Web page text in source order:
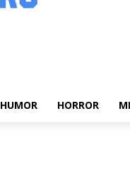
HUMOR HORROR